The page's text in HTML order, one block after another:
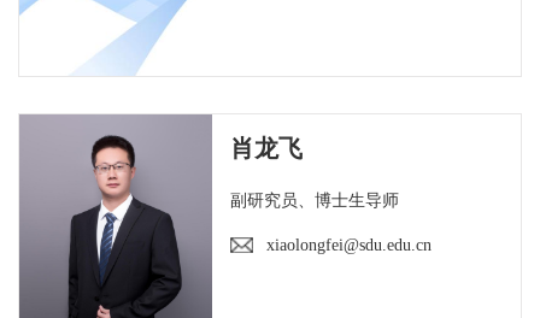
肖龙飞
副研究员、博士生导师
xiaolongfei@sdu.edu.cn